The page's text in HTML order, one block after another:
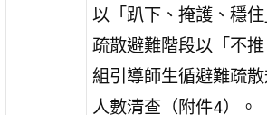
以「趴下、掩護、穩
疏散避難階段以「不
組引導師生循避難疏
人數清查（附件4）。